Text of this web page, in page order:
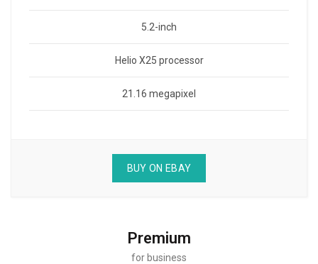
5.2-inch
Helio X25 processor
21.16 megapixel
BUY ON EBAY
Premium
for business